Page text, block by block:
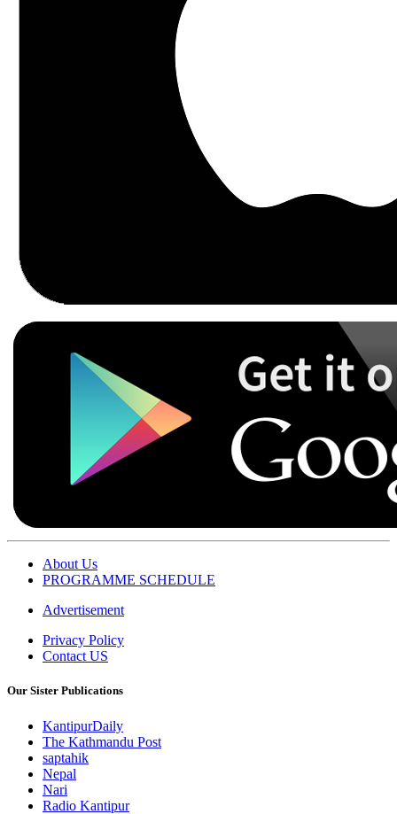
About Us
PROGRAMME SCHEDULE
Advertisement
Privacy Policy
Contact US
Our Sister Publications
KantipurDaily
The Kathmandu Post
saptahik
Nepal
Nari
Radio Kantipur